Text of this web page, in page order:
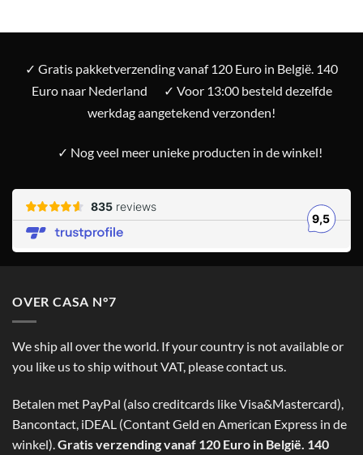
✓ Gratis pakketverzending vanaf 120 Euro in België. 140
Euro naar Nederland
✓ Voor 13:00 besteld dezelfde
werkdag aangetekend verzonden!
✓ Nog veel meer unieke producten in de winkel!
OVER CASA N°7
We ship all over the world. If your country is not available or
you like us to ship without VAT, please contact us.
Betalen met PayPal (also creditcards like Visa&Mastercard),
Bancontact, iDEAL (Contant Geld en American Express in de
winkel).Gratis verzending vanaf 120 Euro in België. 140